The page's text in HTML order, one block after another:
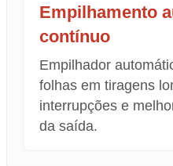
Empilhamento
contínuo
Empilhador
folhas em tiragens
interrupções e
da saída.